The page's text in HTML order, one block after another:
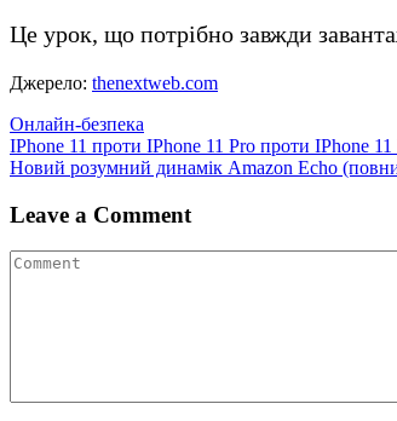
Це урок, що потрібно завжди
Джерело: thenextweb.com
Онлайн-безпека
Навігація
записів
IPhone 11 проти IPhone 11 Pro проти IPhone
Новий розумний динамік Amazon Echo
Leave a Comment